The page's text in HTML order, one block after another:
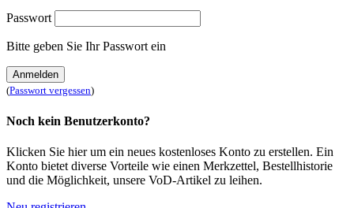
Passwort
Bitte geben Sie Ihr Passwort ein
Anmelden
(Passwort vergessen)
Noch kein Benutzerkonto?
Klicken Sie hier um ein neues kostenloses Konto zu erstellen. Ein
Konto bietet diverse Vorteile wie einen Merkzettel, Bestellhistorie
und die Möglichkeit, unsere VoD-Artikel zu leihen.